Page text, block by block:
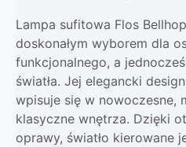
Lampa sufitowa Flos
doskonałym wyborem dla
funkcjonalnego, a
światła. Jej elegancki
wpisuje się w nowoczesne,
klasyczne wnętrza. Dzięki
oprawy, światło kierowane